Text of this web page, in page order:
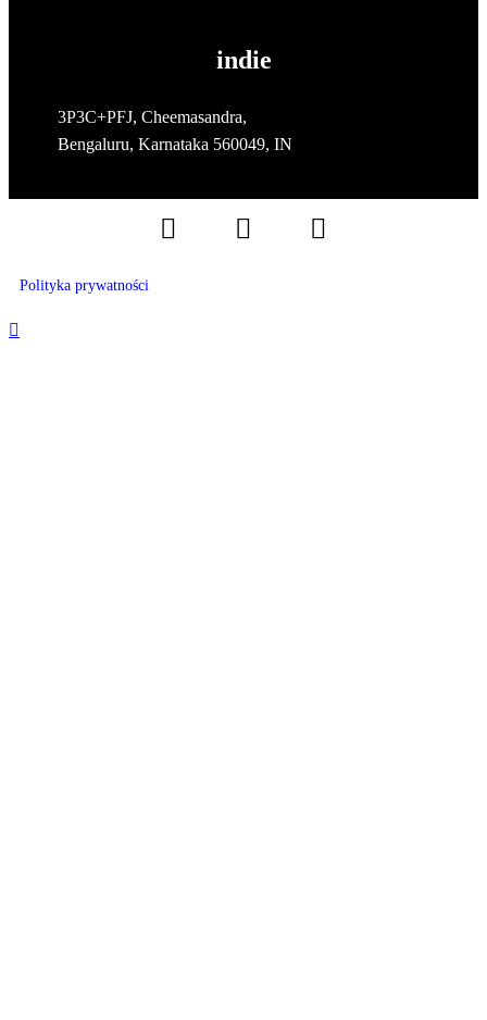
indie
3P3C+PFJ, Cheemasandra,
Bengaluru, Karnataka 560049, IN
Polityka prywatności